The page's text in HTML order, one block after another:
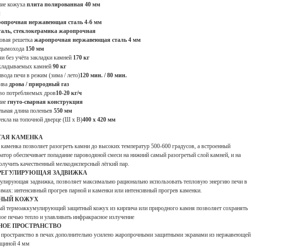
кожуха плита полированная 40 мм
нержавеющая сталь 4-6 мм
стеклокерамика жаропрочная
решетка жаропрочная нержавеющая сталь 4 мм
150 мм
без учёта закладки камней 170 кг
камней 90 кг
печи в режим (зима / лето)120 мин. / 80 мин.
дрова / природный газ
потребляемых дров10-20 кг/ч
гнуто-сварная конструкция
длина поленьев 550 мм
на топочной дверце (Ш х В)400 х 420 мм
КАМЕНКА
позволяет разогреть камни до высоких температур 500-600 градусов, а встроенный
обеспечивает попадание пароводяной смеси на нижний самый разогретый слой камней, и на
качественный мелкодисперсный лёгкий пар.
ЗАДВИЖКА
задвижка, позволяет максимально рационально использовать тепловую энергию печи в
интенсивный прогрев парной и каменки или интенсивный прогрев каменки.
КОЖУХ
термоаккумулирующий защитный кожух из кирпича или природного камня позволяет сохранять
печью тепло и улавливать инфракрасное излучение
ПРОСТРАНСТВО
в печах дополнительно усилено жаропрочными защитными экранами из нержавеющей
4 мм